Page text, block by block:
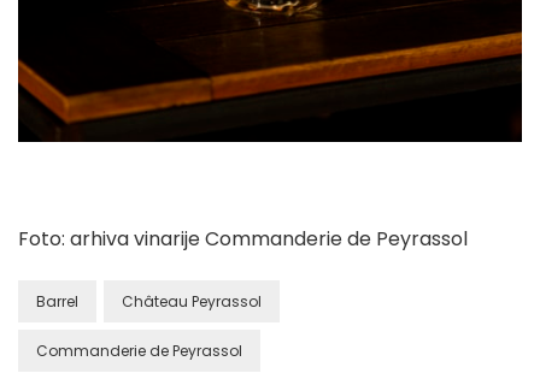
Foto: arhiva vinarije Commanderie de Peyrassol
Barrel Château Peyrassol
Commanderie de Peyrassol